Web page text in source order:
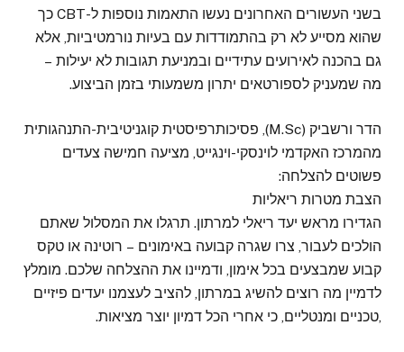
בשני העשורים האחרונים נעשו התאמות נוספות ל-CBT כך
שהוא מסייע לא רק בהתמודדות עם בעיות נורמטיביות, אלא
גם בהכנה לאירועים עתידיים ובמניעת תגובות לא יעילות –
מה שמעניק לספורטאים יתרון משמעותי בזמן הביצוע.
הדר ורשביק (M.Sc), פסיכותרפיסטית קוגניטיבית-התנהגותית
מהמרכז האקדמי לוינסקי-וינגייט, מציעה חמישה צעדים
פשוטים להצלחה:
הצבת מטרות ריאליות
הגדירו מראש יעד ריאלי למרתון. תרגלו את המסלול שאתם
הולכים לעבור, צרו שגרה קבועה באימונים – רוטינה או טקס
קבוע שמבצעים בכל אימון, ודמיינו את ההצלחה שלכם. מומלץ
לדמיין מה רוצים להשיג במרתון, להציב לעצמנו יעדים פיזיים
,טכניים ומנטליים, כי אחרי הכל דמיון יוצר מציאות.